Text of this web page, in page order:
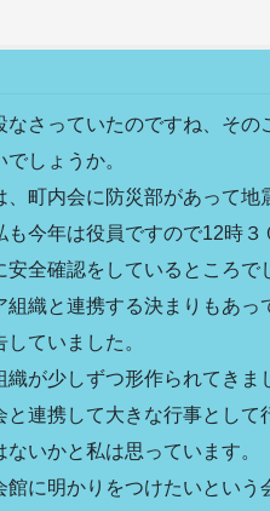
なさっていたのですね、そ
しょうか。
町内会に防災部があって
も今年は役員ですので12時
安全確認をしているところ
組織と連携する決まりもあ
ていました。
織が少しずつ形作られてき
連携して大きな行事とし
いかと私は思っています。
に明かりをつけたいとい